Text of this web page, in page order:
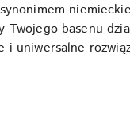
basenu
i uniwersalne